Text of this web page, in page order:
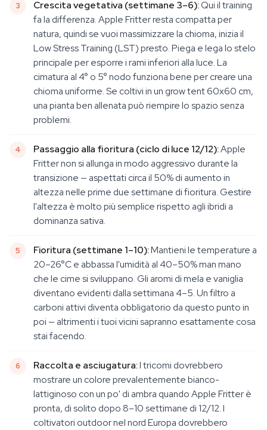
Crescita vegetativa (settimane 3–6):Qui il training
fa la differenza. Apple Fritter resta compatta per
natura, quindi se vuoi massimizzare la chioma, inizia il
Low Stress Training (LST) presto. Piega e lega lo stelo
principale per esporre i rami inferiori alla luce. La
cimatura al 4° o 5° nodo funziona bene per creare una
chioma uniforme. Se coltivi in un grow tent 60x60 cm,
una pianta ben allenata può riempire lo spazio senza
problemi.
Passaggio alla fioritura (ciclo di luce 12/12):Apple
Fritter non si allunga in modo aggressivo durante la
transizione — aspettati circa il 50% di aumento in
altezza nelle prime due settimane di fioritura. Gestire
l'altezza è molto più semplice rispetto agli ibridi a
dominanza sativa.
Fioritura (settimane 1–10):Mantieni le temperature a
20–26°C e abbassa l'umidità al 40–50% man mano
che le cime si sviluppano. Gli aromi di mela e vaniglia
diventano evidenti dalla settimana 4–5. Un filtro a
carboni attivi diventa obbligatorio da questo punto in
poi — altrimenti i tuoi vicini sapranno esattamente cosa
stai facendo.
Raccolta e asciugatura:I tricomi dovrebbero
mostrare un colore prevalentemente bianco-
lattiginoso con un po' di ambra quando Apple Fritter è
pronta, di solito dopo 8–10 settimane di 12/12. I
coltivatori outdoor nel nord Europa dovrebbero